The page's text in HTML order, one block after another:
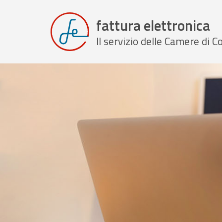
fattura elettronica
Il servizio delle Camere di